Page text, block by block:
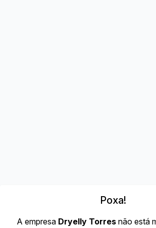
Poxa!
A empresa Dryelly Torresnão está